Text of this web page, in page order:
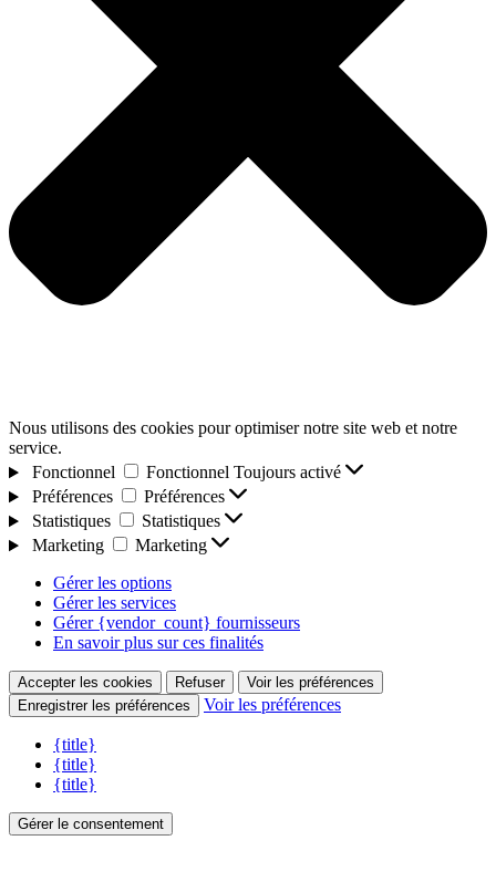
Nous utilisons des cookies pour optimiser notre site web et notre
service.
Fonctionnel
Fonctionnel Toujours activé
Préférences
Préférences
Statistiques
Statistiques
Marketing
Marketing
Gérer les options
Gérer les services
Gérer {vendor_count} fournisseurs
En savoir plus sur ces finalités
Accepter les cookies Refuser
Voir les préférences
Enregistrer les préférences
Voir les préférences
{title}
{title}
{title}
Gérer le consentement